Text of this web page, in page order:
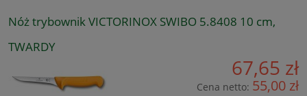
Nóż trybownik VICTORINOX SWIBO 5.8408 10 cm,
TWARDY
67,65 zł
Cena netto: 55,00 zł